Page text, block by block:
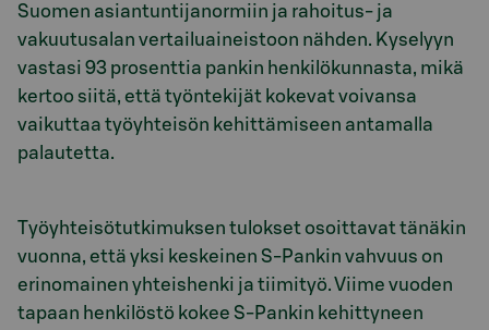
Suomen asiantuntijanormiin ja rahoitus- ja
vakuutusalan vertailuaineistoon nähden. Kyselyyn
vastasi 93 prosenttia pankin henkilökunnasta, mikä
kertoo siitä, että työntekijät kokevat voivansa
vaikuttaa työyhteisön kehittämiseen antamalla
palautetta.
Työyhteisötutkimuksen tulokset osoittavat tänäkin
vuonna, että yksi keskeinen S-Pankin vahvuus on
erinomainen yhteishenki ja tiimityö. Viime vuoden
tapaan henkilöstö kokee S-Pankin kehittyneen